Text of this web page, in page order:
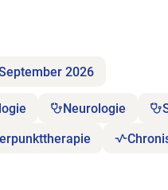
2026
Neurologie